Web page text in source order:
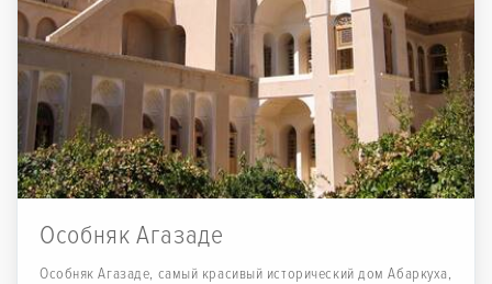
Особняк Агазаде
Особняк Агазаде, самый красивый исторический дом Абаркуха,